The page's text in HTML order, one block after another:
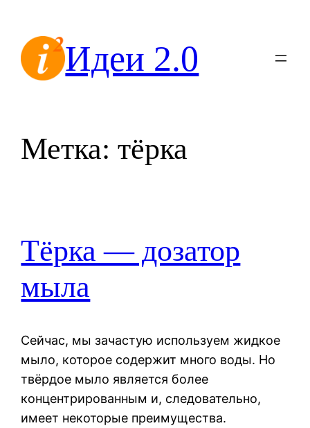
содержимомуИдеи 2.0
Метка:тёрка
Тёрка — дозатор
мыла
Сейчас, мы зачастую используем жидкое
мыло, которое содержит много воды. Но
твёрдое мыло является более
концентрированным и, следовательно,
имеет некоторые преимущества.